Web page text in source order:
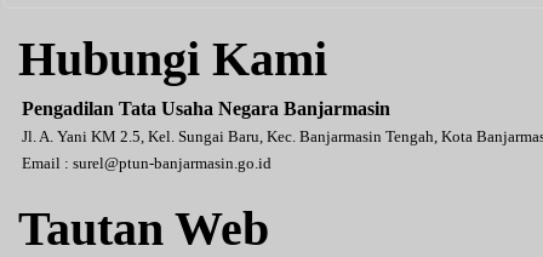
Hubungi Kami
Pengadilan Tata Usaha Negara Banjarmasin
Jl. A. Yani KM 2.5, Kel. Sungai Baru, Kec. Banjarmasin Tengah, Kota
Email : surel@ptun-banjarmasin.go.id
Tautan Web